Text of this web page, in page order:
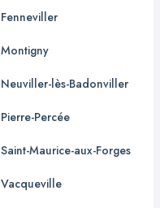
Fenneviller
Montigny
Neuviller-lès-Badonviller
Pierre-Percée
Saint-Maurice-aux-Forges
Vacqueville